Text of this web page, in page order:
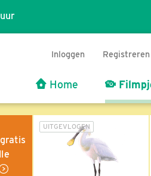
Inloggen Registreren
Home
UITGEVLOGEN